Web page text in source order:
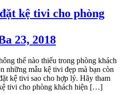
kệ tivi cho phòng
23, 2018
thể nào thiếu trong phòng khách
những mẫu kệ tivi đẹp mà bạn còn
kệ tivi sao cho hợp lý. Hãy tham
tivi cho phòng khách hiện […]